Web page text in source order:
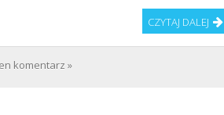
CZYTAJ DALEJ
komentarz »